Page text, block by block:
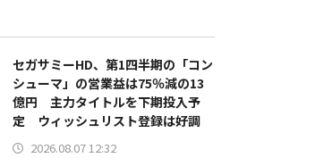
セガサミーHD、第1四半期の「コン
シューマ」の営業益は75％減の13
億円 主力タイトルを下期投入予
定 ウィッシュリスト登録は好調
2026.08.07 12:32